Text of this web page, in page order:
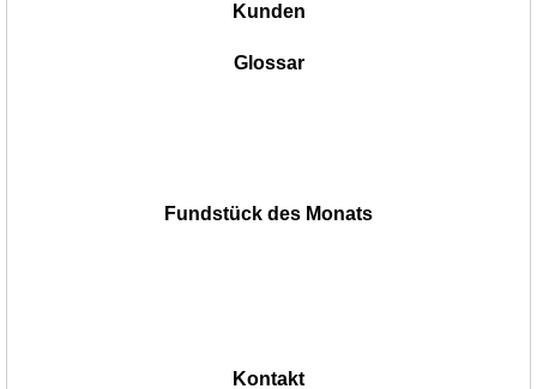
Kunden
Glossar
Fundstück des Monats
Kontakt